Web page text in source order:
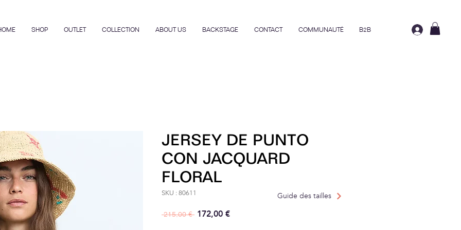
SHOP OUTLET COLLECTION ABOUT US BACKSTAGE CONTACT COMMUNAUTÉ B2B
JERSEY DE PUNTO
CON JACQUARD
FLORAL
SKU : 80611
215,00 € Prix original
172,00 €Prix promotionnel
Guide des tailles